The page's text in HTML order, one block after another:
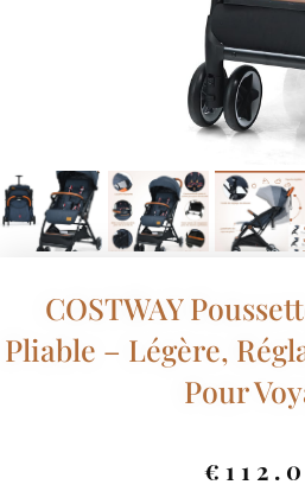
COSTWAY
Pliable – Légère,
Pour
€